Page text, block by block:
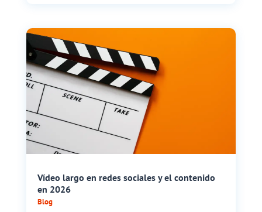
Vídeo largo en redes sociales y el contenido
en 2026
Blog